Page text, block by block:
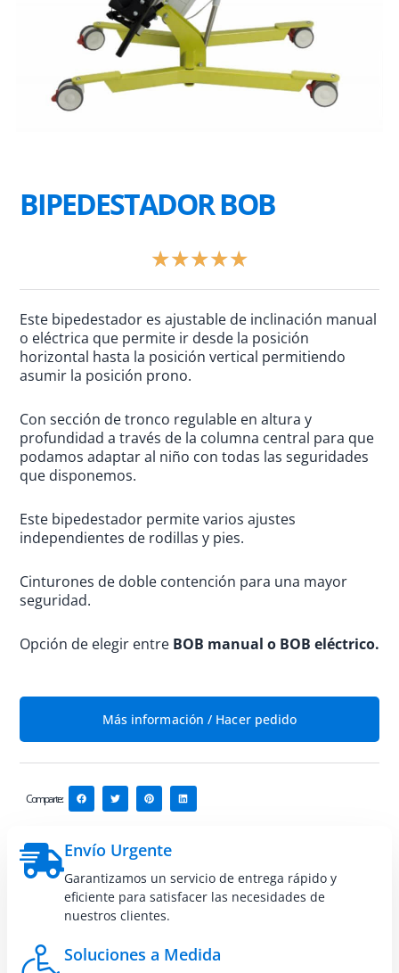
BIPEDESTADOR BOB
★★★★★
5
de
5
Este bipedestador es ajustable de inclinación manual
o eléctrica que permite ir desde la posición
horizontal hasta la posición vertical permitiendo
asumir la posición prono.
Con sección de tronco regulable en altura y
profundidad a través de la columna central para que
podamos adaptar al niño con todas las seguridades
que disponemos.
Este bipedestador permite varios ajustes
independientes de rodillas y pies.
Cinturones de doble contención para una mayor
seguridad.
Opción de elegir entre BOB manual o BOB eléctrico.
Más información / Hacer pedido
Comparte:
Envío Urgente
Garantizamos un servicio de entrega rápido y
eficiente para satisfacer las necesidades de
nuestros clientes.
Soluciones a Medida